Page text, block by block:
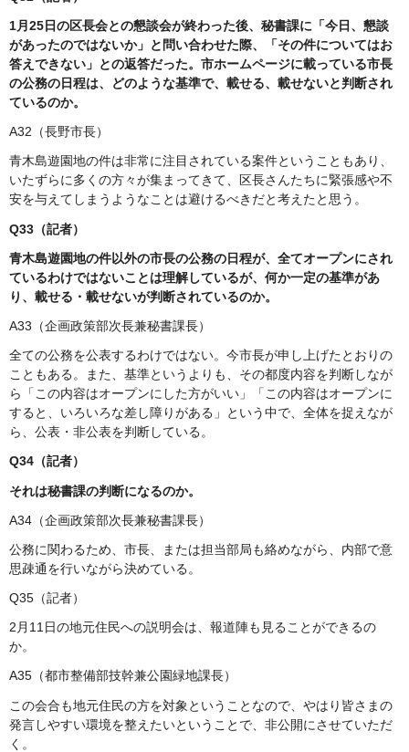
1月25日の区長会との懇談会が終わった後、秘書課に「今日、懇談
があったのではないか」と問い合わせた際、「その件についてはお
答えできない」との返答だった。市ホームページに載っている市長
の公務の日程は、どのような基準で、載せる、載せないと判断され
ているのか。
A32（長野市長）
青木島遊園地の件は非常に注目されている案件ということもあり、
いたずらに多くの方々が集まってきて、区長さんたちに緊張感や不
安を与えてしまうようなことは避けるべきだと考えたと思う。
Q33（記者）
青木島遊園地の件以外の市長の公務の日程が、全てオープンにされ
ているわけではないことは理解しているが、何か一定の基準があ
り、載せる・載せないが判断されているのか。
A33（企画政策部次長兼秘書課長）
全ての公務を公表するわけではない。今市長が申し上げたとおりの
こともある。また、基準というよりも、その都度内容を判断しなが
ら「この内容はオープンにした方がいい」「この内容はオープンに
すると、いろいろな差し障りがある」という中で、全体を捉えなが
ら、公表・非公表を判断している。
Q34（記者）
それは秘書課の判断になるのか。
A34（企画政策部次長兼秘書課長）
公務に関わるため、市長、または担当部局も絡めながら、内部で意
思疎通を行いながら決めている。
Q35（記者）
2月11日の地元住民への説明会は、報道陣も見ることができるの
か。
A35（都市整備部技幹兼公園緑地課長）
この会合も地元住民の方を対象ということなので、やはり皆さまの
発言しやすい環境を整えたいということで、非公開にさせていただ
く。